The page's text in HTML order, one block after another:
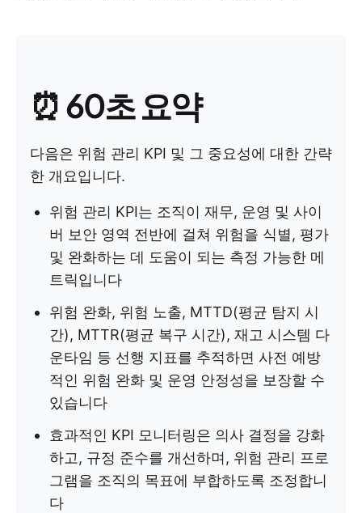
⏰ 60초 요약
다음은 위험 관리 KPI 및 그 중요성에 대한 간략
한 개요입니다.
위험 관리 KPI는 조직이 재무, 운영 및 사이
버 보안 영역 전반에 걸쳐 위험을 식별, 평가
및 완화하는 데 도움이 되는 측정 가능한 메
트릭입니다
위험 완화, 위험 노출, MTTD(평균 탐지 시
간), MTTR(평균 복구 시간), 재고 시스템 다
운타임 등 선행 지표를 추적하면 사전 예방
적인 위험 완화 및 운영 안정성을 보장할 수
있습니다
효과적인 KPI 모니터링은 의사 결정을 강화
하고, 규정 준수를 개선하며, 위험 관리 프로
그램을 조직의 목표에 부합하도록 조정합니
다